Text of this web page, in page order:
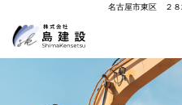
名古屋市東区 ２８